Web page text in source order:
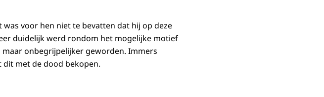
voor hen niet te bevatten dat hij op deze
duidelijk werd rondom het mogelijke motief
onbegrijpelijker geworden. Immers
dit met de dood bekopen.